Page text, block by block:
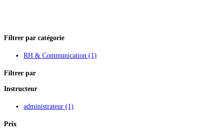
Filtrer par catégorie
RH & Communication (1)
Filtrer par
Instructeur
administrateur (1)
Prix